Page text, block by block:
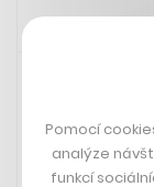
Pomocí
analýze
funkcí